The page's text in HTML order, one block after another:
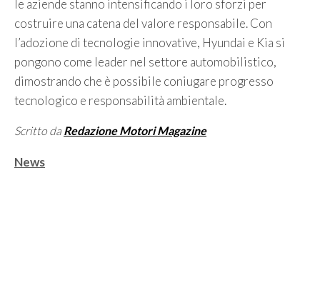
le aziende stanno intensificando i loro sforzi per
costruire una catena del valore responsabile. Con
l’adozione di tecnologie innovative, Hyundai e Kia si
pongono come leader nel settore automobilistico,
dimostrando che è possibile coniugare progresso
tecnologico e responsabilità ambientale.
Scritto da Redazione Motori Magazine
Categorie
News